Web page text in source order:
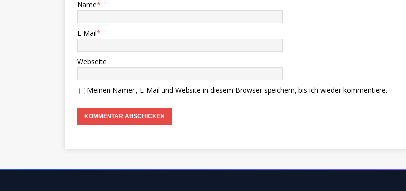
Name*
E-Mail*
Webseite
Meinen Namen, E-Mail und Website in diesem Browser speichern, bis ich wieder kommentiere.